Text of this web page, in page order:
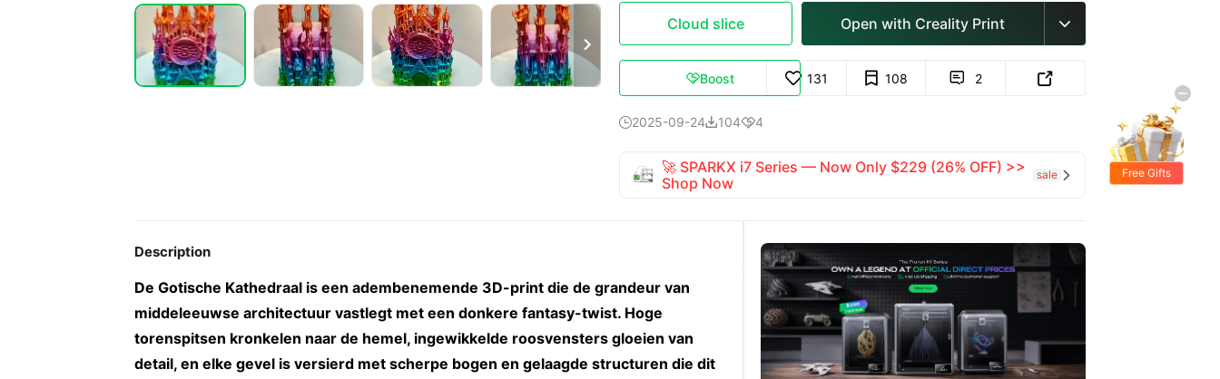

Cloud slice Open with Creality Print 
Boost 131 108  2 
2025-09-241044
🚀 SPARKX i7 Series — Now Only $229 (26% OFF) >>
Shop Now
sale 
Description
De Gotische Kathedraal is een adembenemende 3D-print die de grandeur van
middeleeuwse architectuur vastlegt met een donkere fantasy-twist. Hoge
torenspitsen kronkelen naar de hemel, ingewikkelde roosvensters gloeien van
detail, en elke gevel is versierd met scherpe bogen en gelaagde structuren die dit
Free Gifts